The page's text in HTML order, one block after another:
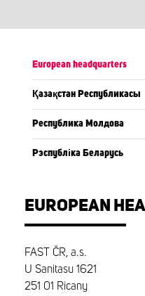
European headquarters
Қазақстан Республикасы
Республика Молдова
Рэспубліка Беларусь
EUROPEAN
FAST ČR, a.s.
U Sanitasu 1621
251 01 Ricany